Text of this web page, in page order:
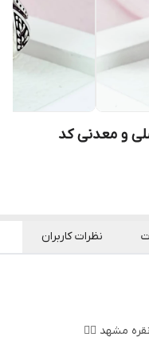
و معدنی کد
نظرات کاربران
مشهد 👇🏻